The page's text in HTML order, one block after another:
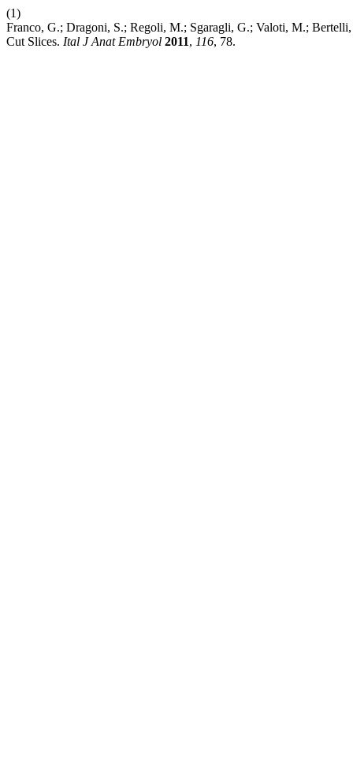
(1)
Franco, G.; Dragoni, S.; Regoli, M.; Sgaragli, G.; Valoti, M.;
Cut Slices. Ital J Anat Embryol 2011, 116, 78.